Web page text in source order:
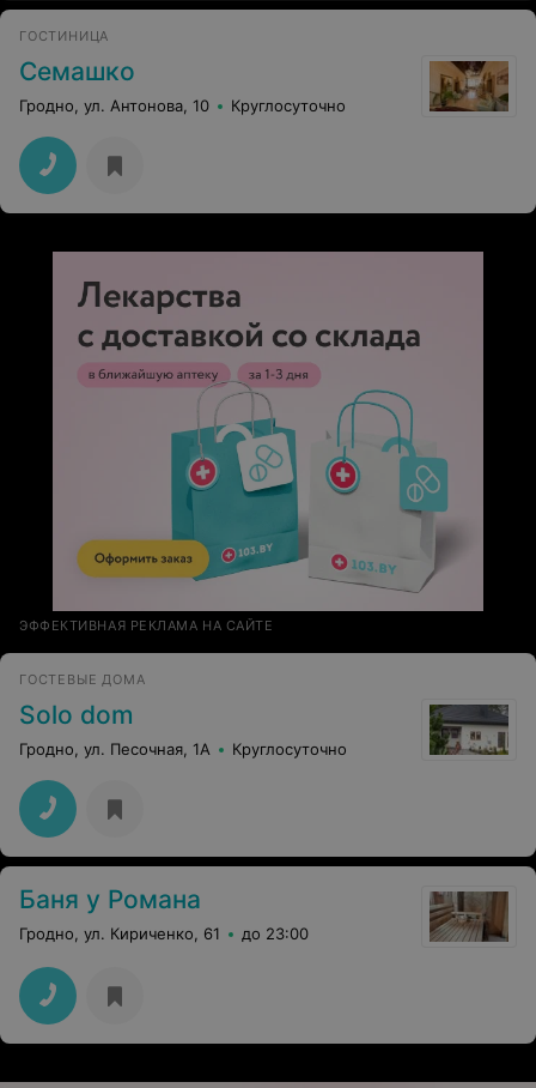
ГОСТИНИЦА
Семашко
Гродно, ул. Антонова, 10 Круглосуточно
ЭФФЕКТИВНАЯ РЕКЛАМА НА САЙТЕ
ГОСТЕВЫЕ ДОМА
Solo dom
Гродно, ул. Песочная, 1А Круглосуточно
Баня у Романа
Гродно, ул. Кириченко, 61 до 23:00